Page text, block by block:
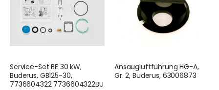
Service-Set BE 30 kW,
Buderus, GB125-30,
7736604322 7736604322BU
Ansaugluftführung HG-A,
Gr. 2, Buderus, 63006873